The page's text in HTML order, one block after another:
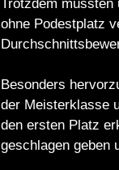
Trotzdem
ohne Podestplatz
Besonders
der Meisterklasse
den ersten Platz
geschlagen geben